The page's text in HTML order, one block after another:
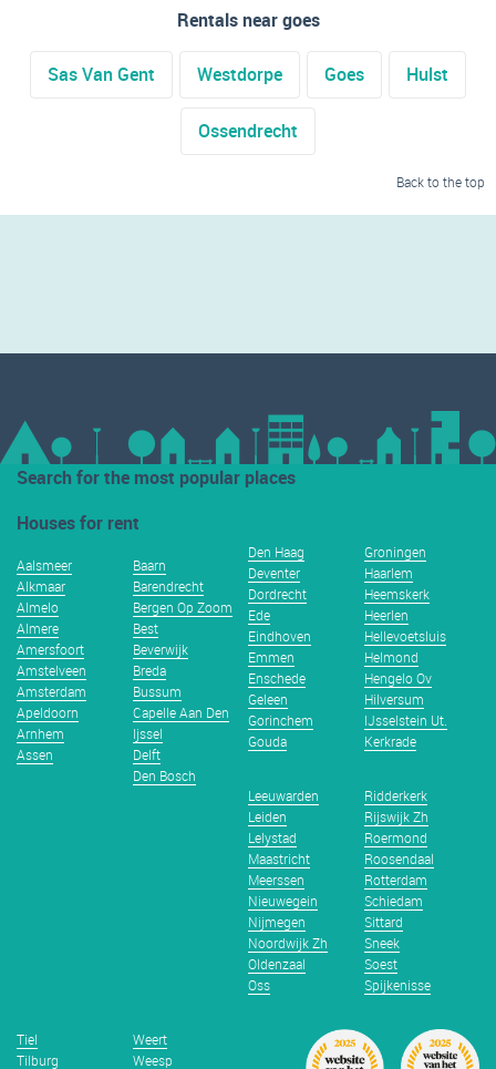
Rentals near goes
Sas Van Gent Westdorpe Goes Hulst
Ossendrecht
Back to the top
Search for the most popular places
Houses for rent
Aalsmeer
Alkmaar
Almelo
Almere
Amersfoort
Amstelveen
Amsterdam
Apeldoorn
Arnhem
Assen
Baarn
Barendrecht
Bergen Op Zoom
Best
Beverwijk
Breda
Bussum
Capelle Aan Den
Ijssel
Delft
Den Bosch
Den Haag
Deventer
Dordrecht
Ede
Eindhoven
Emmen
Enschede
Geleen
Gorinchem
Gouda
Groningen
Haarlem
Heemskerk
Heerlen
Hellevoetsluis
Helmond
Hengelo Ov
Hilversum
IJsselstein Ut.
Kerkrade
Leeuwarden
Leiden
Lelystad
Maastricht
Meerssen
Nieuwegein
Nijmegen
Noordwijk Zh
Oldenzaal
Oss
Ridderkerk
Rijswijk Zh
Roermond
Roosendaal
Rotterdam
Schiedam
Sittard
Sneek
Soest
Spijkenisse
Tiel
Tilburg
Weert
Weesp